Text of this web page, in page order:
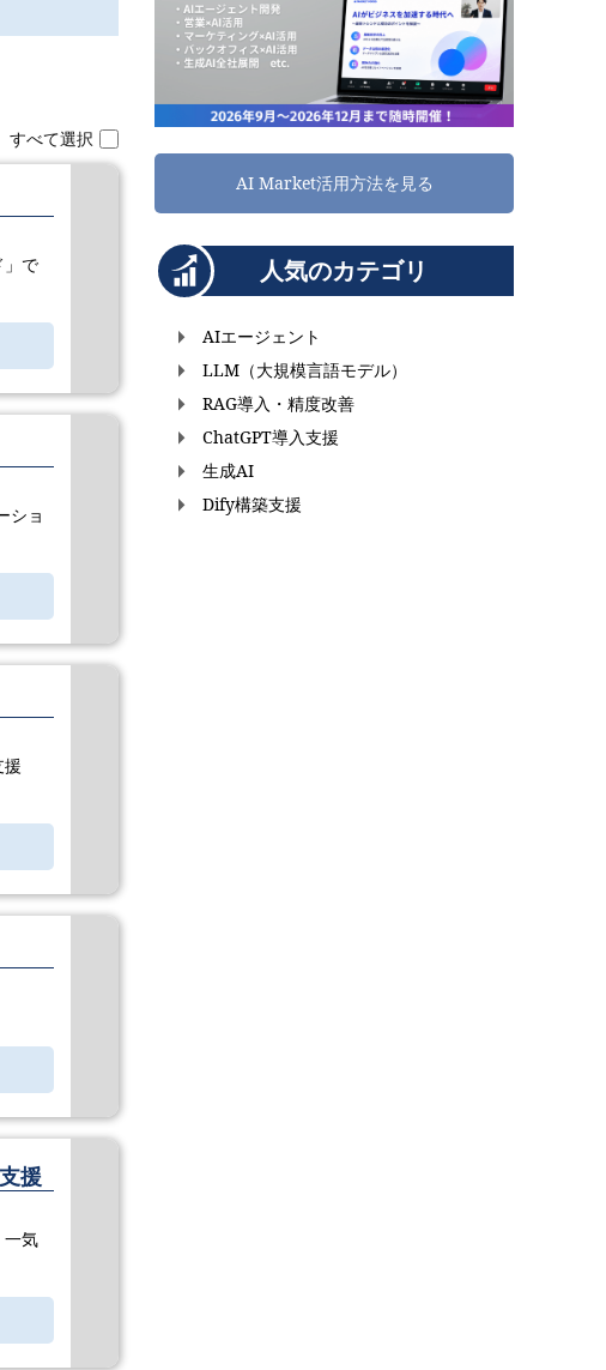
すべて選択
」で
ショ
援
一気
AI Market活用方法を見る
人気のカテゴリ
AIエージェント
LLM（大規模言語モデル）
RAG導入・精度改善
ChatGPT導入支援
生成AI
Dify構築支援